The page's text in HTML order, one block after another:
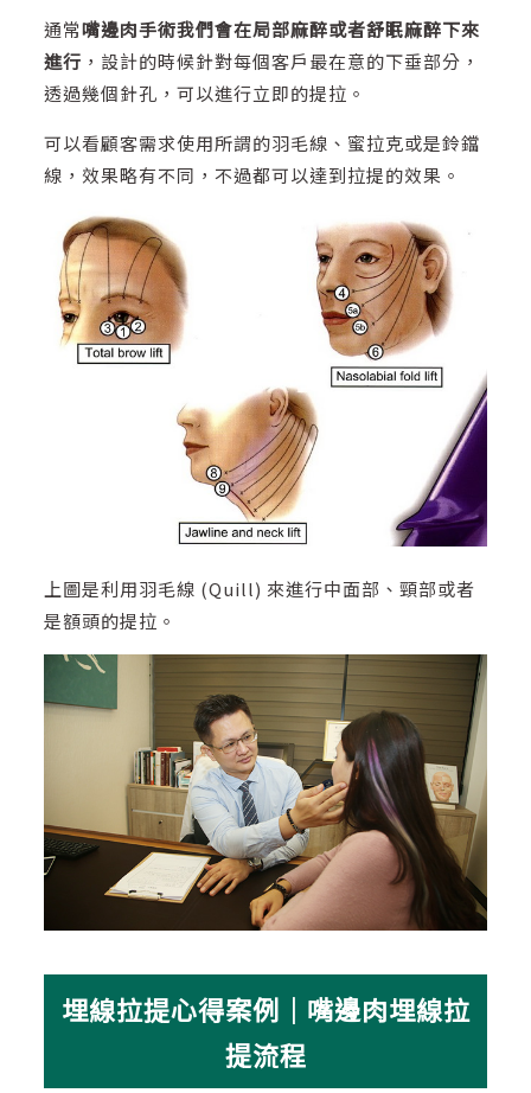
通常嘴邊肉手術我們會在局部麻醉或者舒眠麻醉下來
進行 ，設計的時候針對每個客戶最在意的下垂部分，
透過幾個針孔，可以進行立即的提拉。
可以看顧客需求使用所謂的羽毛線、蜜拉克或是鈴鐺
線，效果略有不同，不過都可以達到拉提的效果。
上圖是利用羽毛線 (Quill) 來進行中面部、頸部或者
是額頭的提拉。
埋線拉提心得案例｜嘴邊肉埋線拉
提流程